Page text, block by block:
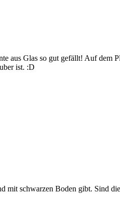
aus Glas so gut gefällt! Auf dem
ist. :D
mit schwarzen Boden gibt. Sind